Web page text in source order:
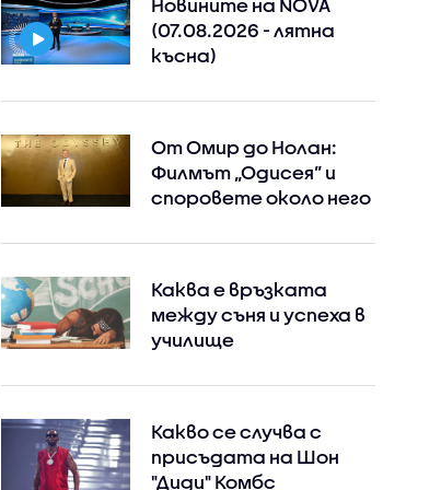
Instagram Facebook
Новините на NOVA
(07.08.2026 - лятна
късна)
От Омир до Нолан:
Филмът „Одисея” и
споровете около него
Каква е връзката
между съня и успеха в
училище
Какво се случва с
присъдата на Шон
"Диди" Комбс